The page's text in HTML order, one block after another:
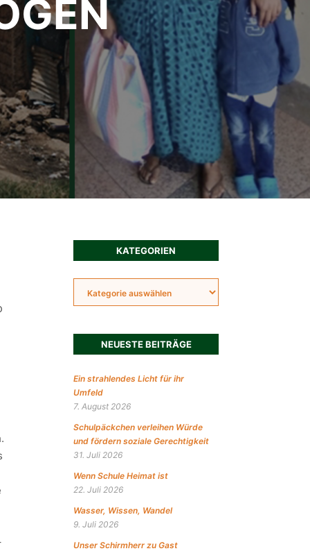
KATEGORIEN
NEUESTE BEITRÄGE
Ein strahlendes Licht für ihr
Umfeld
7. August 2026
Schulpäckchen verleihen Würde
und fördern soziale Gerechtigkeit
31. Juli 2026
Wenn Schule Heimat ist
22. Juli 2026
Wasser, Wissen, Wandel
9. Juli 2026
Unser Schirmherr zu Gast